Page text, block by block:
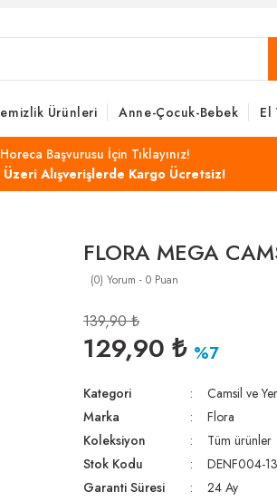
Ürünleri Anne-Çocuk-Bebek El
Başvurusu İçin Tıklayınız!
Alışverişlerde Kargo Ücretsiz!
FLORA MEGA
(0) Yorum - 0 Puan
139,90 ₺
129,90 ₺ %7
Kategori Camsil ve
Marka
Flora
Koleksiyon
Tüm ürünler
Stok Kodu
DENF004-
Garanti Süresi
24 Ay